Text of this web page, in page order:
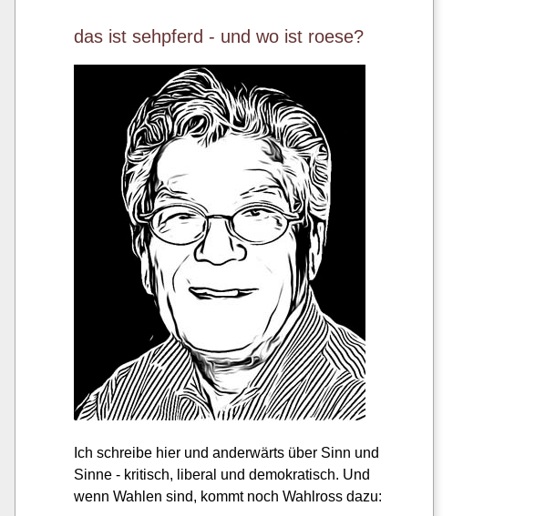
das ist sehpferd - und wo ist roese?
Ich schreibe hier und anderwärts über Sinn und
Sinne - kritisch, liberal und demokratisch. Und
wenn Wahlen sind, kommt noch Wahlross dazu: